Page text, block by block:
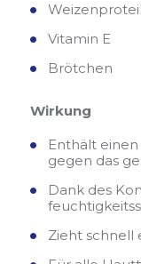
Vitamin E
Brötchen
Wirkung
Enthält
gegen das
Dank des
Zieht schnell